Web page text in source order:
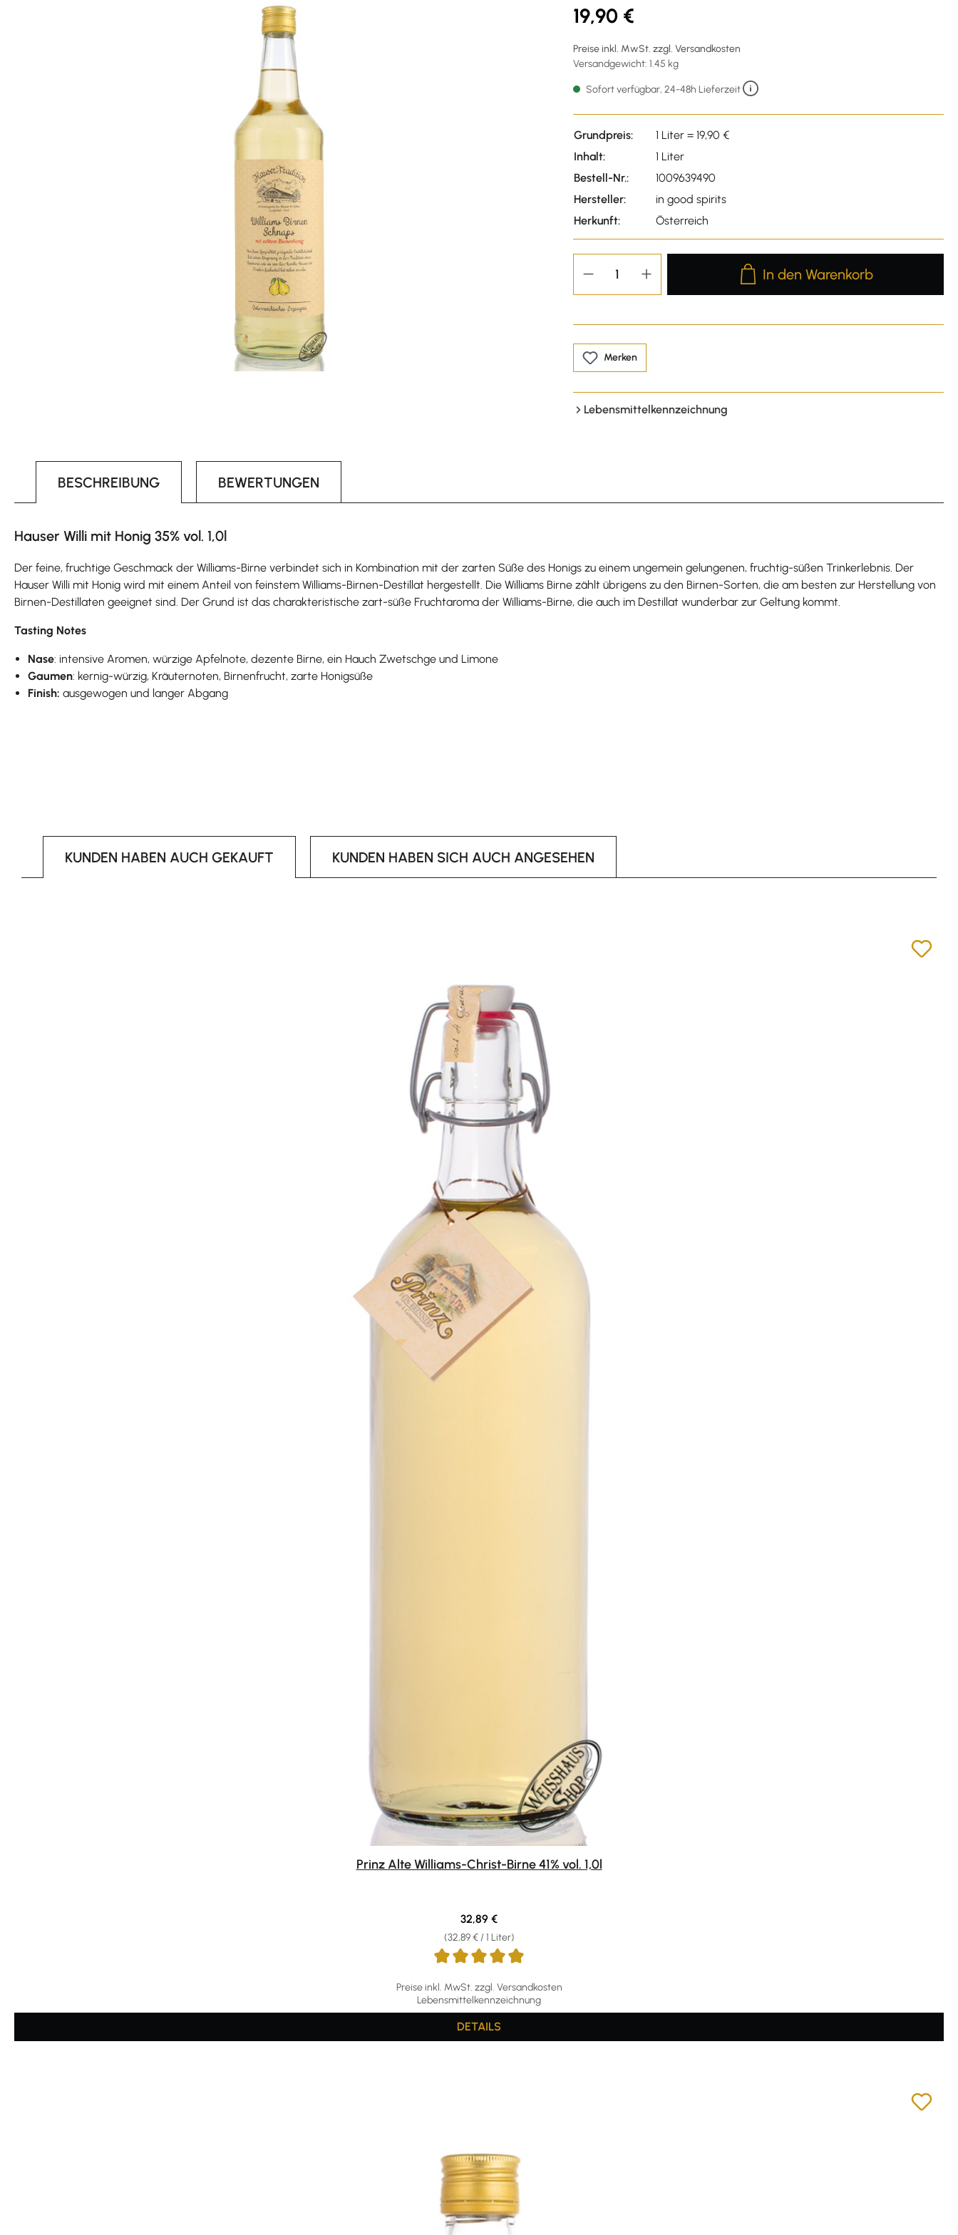
19,90 €
Preise inkl. MwSt. zzgl. Versandkosten
Versandgewicht: 1.45 kg
Sofort verfügbar, 24-48h Lieferzeit
Grundpreis:
1 Liter = 19,90 €
Inhalt:
1 Liter
Bestell-Nr.:
1009639490
Hersteller:
in good spirits
Herkunft:
Österreich
Produkt Anzahl: Gib den
In den Warenkorb
Merken
Lebensmittelkennzeichnung
BESCHREIBUNG BEWERTUNGEN
Hauser Willi mit Honig 35% vol. 1,0l
Der feine, fruchtige Geschmack der Williams-Birne verbindet sich in Kombination mit der zarten Süße des Honigs zu einem ungemein gelungenen, fruchtig-süßen Trinkerlebnis. Der
Hauser Willi mit Honig wird mit einem Anteil von feinstem Williams-Birnen-Destillat hergestellt. Die Williams Birne zählt übrigens zu den Birnen-Sorten, die am besten zur Herstellung von
Birnen-Destillaten geeignet sind. Der Grund ist das charakteristische zart-süße Fruchtaroma der Williams-Birne, die auch im Destillat wunderbar zur Geltung kommt.
Tasting Notes
Nase: intensive Aromen, würzige Apfelnote, dezente Birne, ein Hauch Zwetschge und Limone
Gaumen: kernig-würzig, Kräuternoten, Birnenfrucht, zarte Honigsüße
Finish: ausgewogen und langer Abgang
KUNDEN HABEN AUCH GEKAUFT KUNDEN HABEN SICH AUCH ANGESEHEN
Prinz Alte Williams-Christ-Birne 41% vol. 1,0l
Preise inkl. MwSt. zzgl. Versandkosten
Lebensmittelkennzeichnung
(32,89 € / 1 Liter)
Regulärer Preis:
32,89 €
DETAILS